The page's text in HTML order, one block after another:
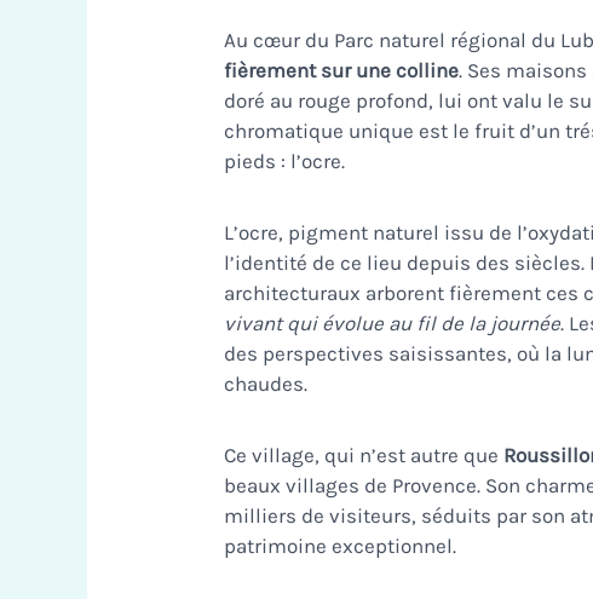
Au cœur du Parc naturel régional du
fièrement sur une colline. Ses
doré au rouge profond, lui ont valu le
chromatique unique est le fruit d’un
pieds : l’ocre.
L’ocre, pigment naturel issu de
l’identité de ce lieu depuis des
architecturaux arborent fièrement ces
vivant qui évolue au fil de la journée.
des perspectives saisissantes, où la
chaudes.
Ce village, qui n’est autre que
beaux villages de Provence. Son
milliers de visiteurs, séduits par son
patrimoine exceptionnel.